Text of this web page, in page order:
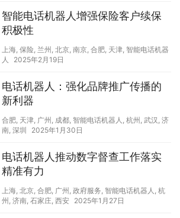
智能电话机器人增强保险客户续保
积极性
上海, 保险, 兰州 , 北京, 南京, 合肥, 天津, 智能电话机器
人
2025年2月19日
电话机器人：强化品牌推广传播的
新利器
合肥, 天津, 广州 , 成都, 智能电话机器人 , 杭州 , 武汉 , 济
南, 深圳 2025年1月30日
电话机器人推动数字督查工作落实
精准有力
上海, 北京, 合肥, 广州 , 政府服务, 智能电话机器人 , 杭
州 , 济南, 石家庄, 西安 2025年1月27日